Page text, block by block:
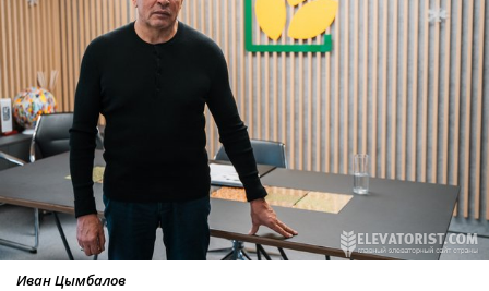
Иван Цымбалов